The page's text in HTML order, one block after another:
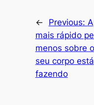
← Previous:
mais rápido
menos sobre
seu corpo está
fazendo